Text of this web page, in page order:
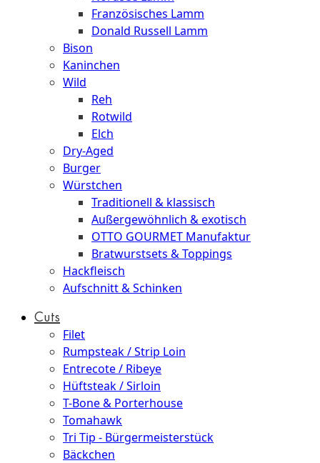
Französisches Lamm
Donald Russell Lamm
Bison
Kaninchen
Wild
Reh
Rotwild
Elch
Dry-Aged
Burger
Würstchen
Traditionell & klassisch
Außergewöhnlich & exotisch
OTTO GOURMET Manufaktur
Bratwurstsets & Toppings
Hackfleisch
Aufschnitt & Schinken
Cuts
Filet
Rumpsteak / Strip Loin
Entrecote / Ribeye
Hüftsteak / Sirloin
T-Bone & Porterhouse
Tomahawk
Tri Tip - Bürgermeisterstück
Bäckchen